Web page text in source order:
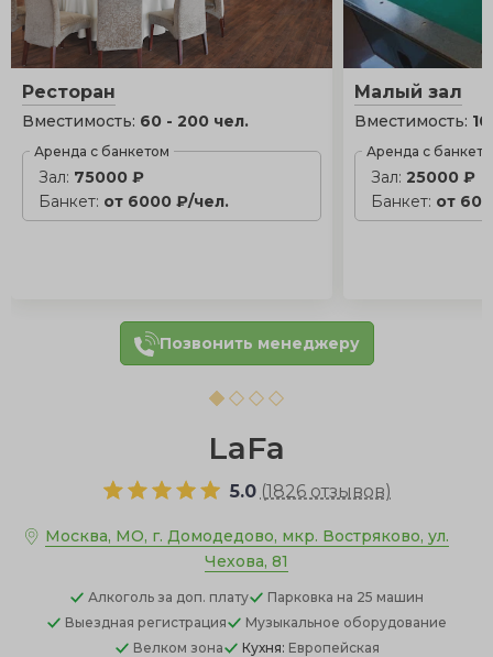
Ресторан
Вместимость: 60 - 200 чел.
Аренда с банкетом
Зал: 75000 ₽
Банкет: от 6000 ₽/чел.
Малый зал
Вместимость:
Аренда с
Зал:25000 ₽
Банкет: от
Позвонить менеджеру
LaFa
5.0 (1826 отзывов)
Москва, МО, г. Домодедово, мкр. Востряково, ул.
Чехова, 81
Алкоголь за доп. плату Парковка на 25 машин
Выездная регистрация
Музыкальное оборудование
Велком зона
Кухня: Европейская